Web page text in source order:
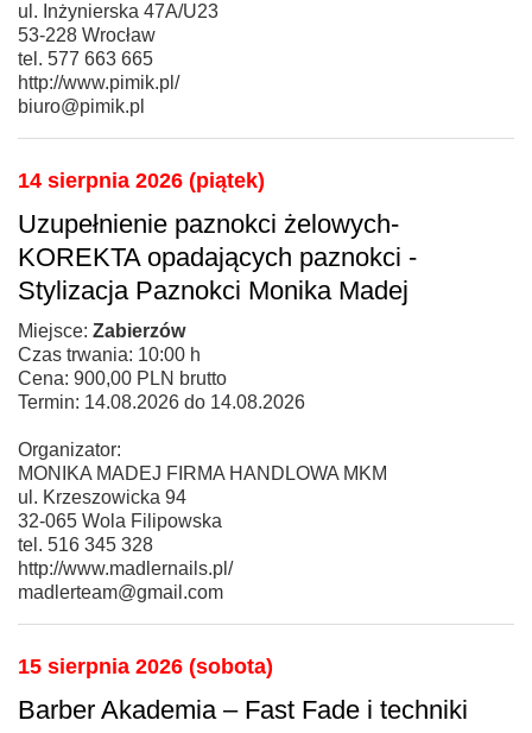
ul. Inżynierska 47A/U23
53-228 Wrocław
tel. 577 663 665
http://www.pimik.pl/
biuro@pimik.pl
14 sierpnia 2026 (piątek)
Uzupełnienie paznokci żelowych-
KOREKTA opadających paznokci -
Stylizacja Paznokci Monika Madej
Miejsce: Zabierzów
Czas trwania: 10:00 h
Cena: 900,00 PLN brutto
Termin: 14.08.2026 do 14.08.2026
Organizator:
MONIKA MADEJ FIRMA HANDLOWA MKM
ul. Krzeszowicka 94
32-065 Wola Filipowska
tel. 516 345 328
http://www.madlernails.pl/
madlerteam@gmail.com
15 sierpnia 2026 (sobota)
Barber Akademia – Fast Fade i techniki